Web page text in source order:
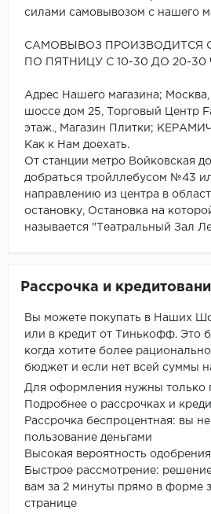
силами самовывозом с нашего
САМОВЫВОЗ ПРОИЗВОДИТСЯ
ПО ПЯТНИЦУ С 10-30 ДО 20-30
Адрес Нашего магазина;
шоссе дом 25, Торговый Центр
этаж., Магазин Плитки;
Как к Нам доехать.
От станции метро Войковская
добраться тройллебусом №43
направлению из центра в
остановку, Остановка на
называется "Театральный Зал
Рассрочка и
Вы можете покупать в Наших
или в кредит от Тинькофф. Это
когда хотите более
бюджет и если нет всей суммы
Для оформления нужны только
Подробнее о рассрочках и
Рассрочка беспроцентная: вы не
пользование деньгами
Высокая вероятность
Быстрое рассмотрение:
вам за 2 минуты прямо в форме
странице